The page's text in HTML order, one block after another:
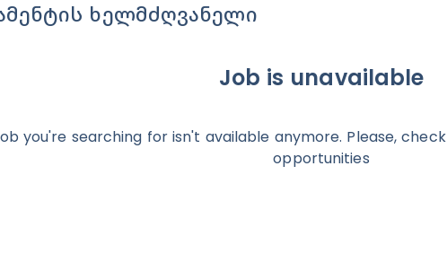
ხელმძღვანელი
Job is unavailable
you're searching for isn't available anymore. Please, check
opportunities